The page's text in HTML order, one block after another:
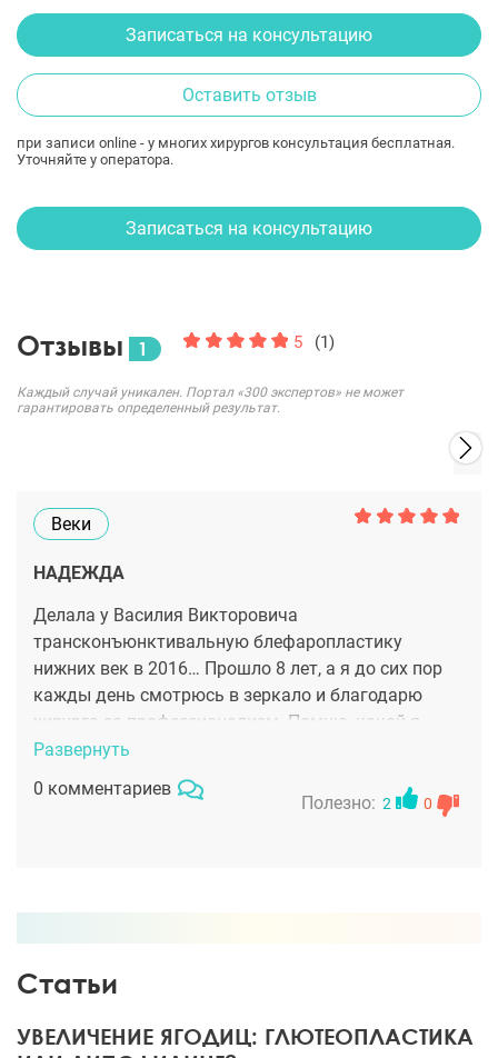
Записаться на консультацию
Оставить отзыв
при записи online - у многих хирургов консультация бесплатная.
Уточняйте у оператора.
Записаться на консультацию
Отзывы 1 5 (1)
Каждый случай уникален. Портал «300 экспертов» не может
гарантировать определенный результат.
Веки
НАДЕЖДА
Делала у Василия Викторовича
трансконъюнктивальную блефаропластику
нижних век в 2016… Прошло 8 лет, а я до сих пор
кажды день смотрюсь в зеркало и благодарю
хирурга за профессионализм. Помню, какой я
красивой показалась себе сразу же после
операции, когда отошла от наркоза, а уже на
следующий день я пошла на свидание со своим
комфортным. Отличный доктор!
Развернуть
0 комментариев
Полезно: 2 0
Статьи
УВЕЛИЧЕНИЕ ЯГОДИЦ: ГЛЮТЕОПЛАСТИКА